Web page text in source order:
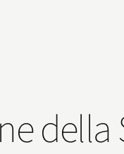
della